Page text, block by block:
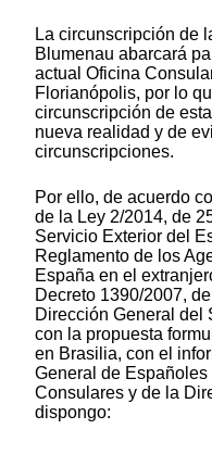
La circunscripción de
Blumenau abarcará
actual Oficina
Florianópolis, por lo
circunscripción de
nueva realidad y de
circunscripciones.
Por ello, de acuerdo
de la Ley 2/2014, de
Servicio Exterior del
Reglamento de los
España en el
Decreto 1390/2007,
Dirección General del
con la propuesta
en Brasilia, con el
General de
Consulares y de la
dispongo: